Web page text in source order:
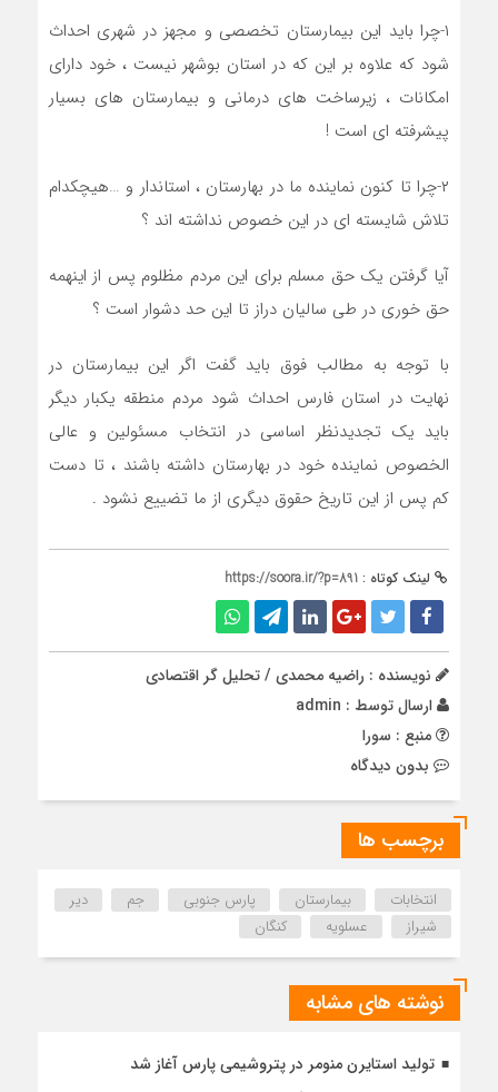
۱-چرا باید این بیمارستان تخصصی و مجهز در شهری احداث
شود که علاوه بر این که در استان بوشهر نیست ، خود دارای
امکانات ، زیرساخت های درمانی و بیمارستان های بسیار
پیشرفته ای است !
۲-چرا تا کنون نماینده ما در بهارستان ، استاندار و …هیچکدام
تلاش شایسته ای در این خصوص نداشته اند ؟
آیا گرفتن یک حق مسلم برای این مردم مظلوم پس از اینهمه
حق خوری در طی سالیان دراز تا این حد دشوار است ؟
با توجه به مطالب فوق باید گفت اگر این بیمارستان در
نهایت در استان فارس احداث شود مردم منطقه یکبار دیگر
باید یک تجدیدنظر اساسی در انتخاب مسئولین و عالی
الخصوص نماینده خود در بهارستان داشته باشند ، تا دست
کم پس از این تاریخ حقوق دیگری از ما تضییع نشود .
لینک کوتاه : https://soora.ir/?p=891
نویسنده : راضیه محمدی / تحلیل گر اقتصادی
ارسال توسط : admin
منبع : سورا
بدون دیدگاه
برچسب ها
انتخابات بیمارستان پارس جنوبی جم
دیر
شیراز
عسلویه کنگان
نوشته های مشابه
تولید استایرن منومر در پتروشیمی پارس آغاز شد